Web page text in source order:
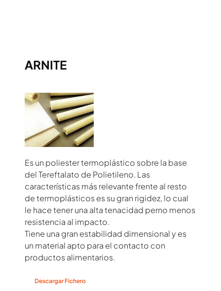
ARNITE
Es un poliester termoplástico sobre la base
del Tereftalato de Polietileno. Las
características más relevante frente al resto
de termoplásticos es su gran rigidez, lo cual
le hace tener una alta tenacidad perno menos
resistencia al impacto.
Tiene una gran estabilidad dimensional y es
un material apto para el contacto con
productos alimentarios.
Descargar Fichero